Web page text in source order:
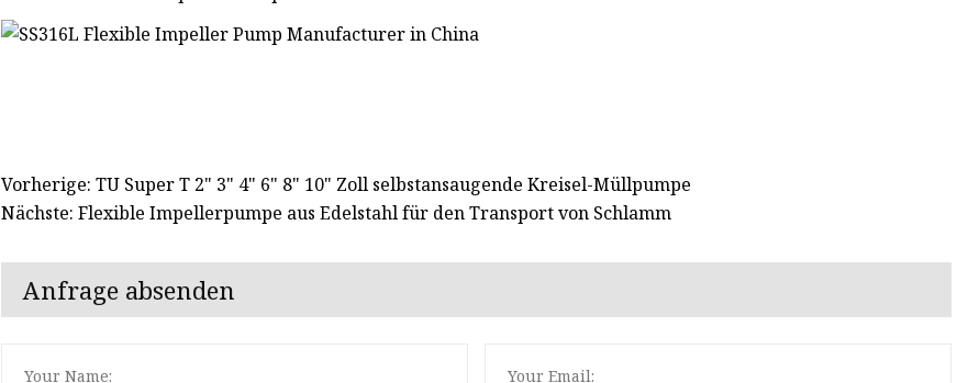
Vorherige: TU Super T 2" 3" 4" 6" 8" 10" Zoll selbstansaugende Kreisel-Müllpumpe
Nächste: Flexible Impellerpumpe aus Edelstahl für den Transport von Schlamm
Anfrage absenden